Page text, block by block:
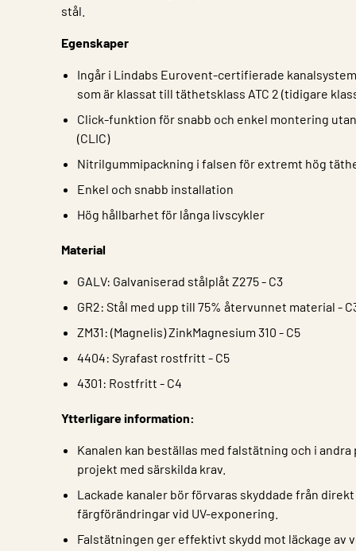
stål.
Egenskaper
Ingår i Lindabs Eurovent-certifierade kanalsystem
som är klassat till täthetsklass ATC 2 (tidigare
Click-funktion för snabb och enkel montering
(CLIC)
Nitrilgummipackning i falsen för extremt hög
Enkel och snabb installation
Hög hållbarhet för långa livscykler
Material
GALV: Galvaniserad stålplåt Z275 - C3
GR2: Stål med upp till 75% återvunnet material -
ZM31: (Magnelis) ZinkMagnesium 310 - C5
4404: Syrafast rostfritt - C5
4301: Rostfritt - C4
Ytterligare information:
Kanalen kan beställas med falstätning och i
projekt med särskilda krav.
Lackade kanaler bör förvaras skyddade från
färgförändringar vid UV-exponering.
Falstätningen ger effektivt skydd mot läckage av